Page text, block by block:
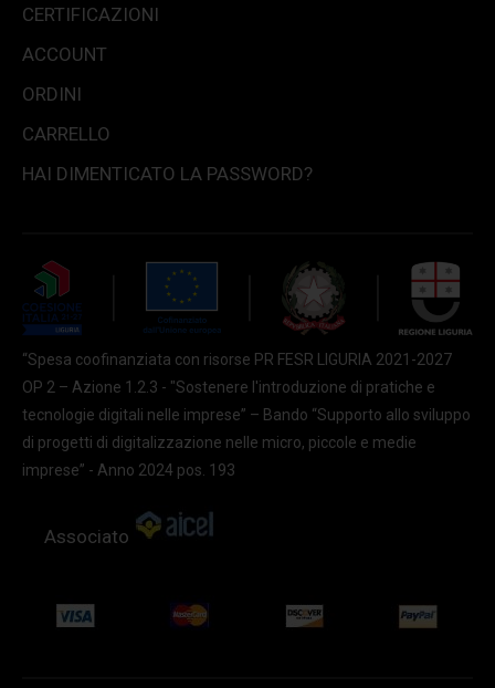
CERTIFICAZIONI
ACCOUNT
ORDINI
CARRELLO
HAI DIMENTICATO LA PASSWORD?
“Spesa coofinanziata con risorse PR FESR LIGURIA 2021-2027
OP 2 – Azione 1.2.3 - "Sostenere l'introduzione di pratiche e
tecnologie digitali nelle imprese” – Bando “Supporto allo sviluppo
di progetti di digitalizzazione nelle micro, piccole e medie
imprese” - Anno 2024 pos. 193
Associato